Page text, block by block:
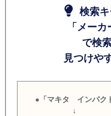
検索キ
「メーカ
で検
見つけやす
●「マキタ インパク
↓